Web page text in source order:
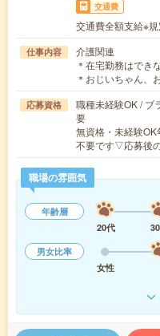
交通費
交通費全額支給※
仕事内容
介護関連
＊在宅勤務はでき
＊おじいちゃん、
応募資格
職種未経験OK / ブ
要
無資格・未経験
不要です▽応募後
職場の雰囲気
年齢層
20代
男女比率
女性